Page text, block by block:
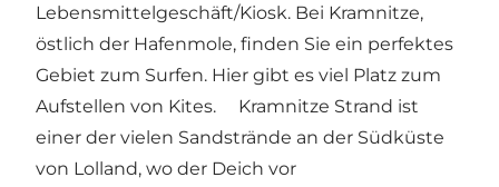
Lebensmittelgeschäft/Kiosk. Bei Kramnitze,
östlich der Hafenmole, finden Sie ein perfektes
Gebiet zum Surfen. Hier gibt es viel Platz zum
Aufstellen von Kites. Kramnitze Strand ist
einer der vielen Sandstrände an der Südküste
von Lolland, wo der Deich vor